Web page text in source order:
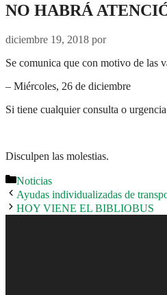
NO HABRÁ
diciembre 19, 2018 por
Se comunica que con motivo de
– Miércoles, 26 de diciembre
Si tiene cualquier consulta o
Disculpen las molestias.
Categorías
Noticias
Ayudas individualizadas de
HOY VIENE EL BIBLIOBUS